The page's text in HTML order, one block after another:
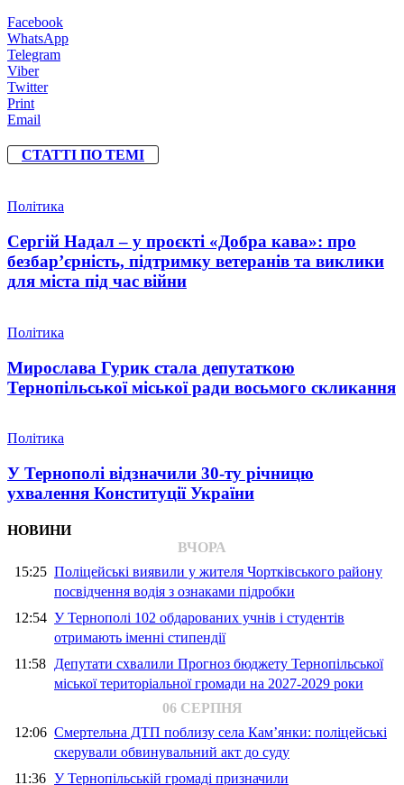
Facebook
WhatsApp
Telegram
Viber
Twitter
Print
Email
СТАТТІ ПО ТЕМІ
Політика
Сергій Надал – у проєкті «Добра кава»: про
безбар’єрність, підтримку ветеранів та виклики
для міста під час війни
Політика
Мирослава Гурик стала депутаткою
Тернопільської міської ради восьмого скликання
Політика
У Тернополі відзначили 30-ту річницю
ухвалення Конституції України
НОВИНИ
ВЧОРА
15:25 Поліцейські виявили у жителя Чортківського району
посвідчення водія з ознаками підробки
12:54 У Тернополі 102 обдарованих учнів і студентів
отримають іменні стипендії
11:58 Депутати схвалили Прогноз бюджету Тернопільської
міської територіальної громади на 2027-2029 роки
06 СЕРПНЯ
12:06 Смертельна ДТП поблизу села Кам’янки: поліцейські
скерували обвинувальний акт до суду
11:36 У Тернопільській громаді призначили